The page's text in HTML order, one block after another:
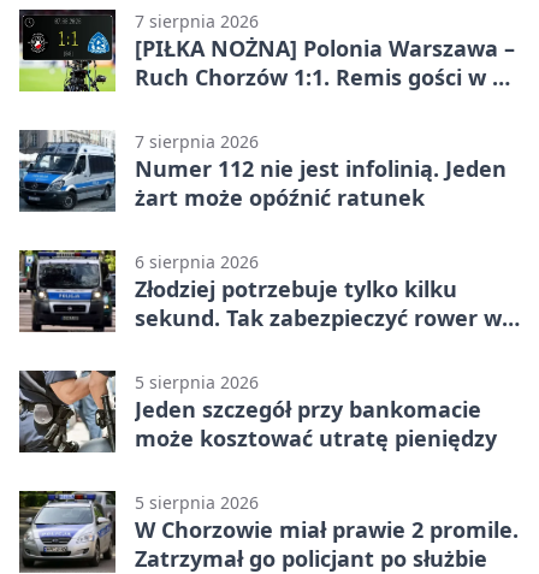
7 sierpnia 2026
[PIŁKA NOŻNA] Polonia Warszawa –
Ruch Chorzów 1:1. Remis gości w 3.
7 sierpnia 2026
Numer 112 nie jest infolinią. Jeden
żart może opóźnić ratunek
6 sierpnia 2026
Złodziej potrzebuje tylko kilku
sekund. Tak zabezpieczyć rower w
5 sierpnia 2026
Jeden szczegół przy bankomacie
może kosztować utratę pieniędzy
5 sierpnia 2026
W Chorzowie miał prawie 2 promile.
Zatrzymał go policjant po służbie